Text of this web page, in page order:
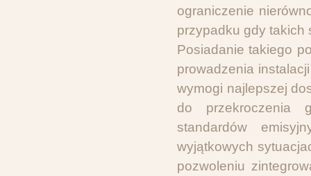
ograniczenie
przypadku gdy takich
Posiadanie takiego
prowadzenia
wymogi najlepszej
do przekroczenia
standardów
wyjątkowych
pozwoleniu